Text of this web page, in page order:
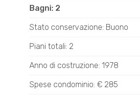
Bagni: 2
Stato conservazione: Buono
Piani totali: 2
Anno di costruzione: 1978
Spese condominio: € 285